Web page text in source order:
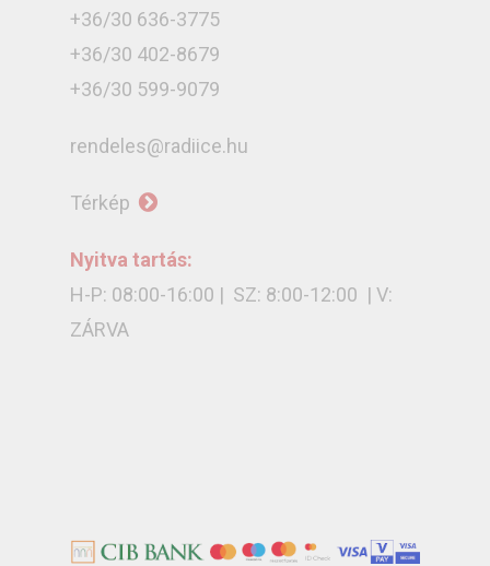
+36/30 636-3775
+36/30 402-8679
+36/30 599-9079
rendeles@radiice.hu
Térkép
Nyitva tartás:
H-P: 08:00-16:00 | SZ: 8:00-12:00 | V:
ZÁRVA